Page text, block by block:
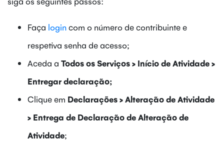
Faça logincom o número de contribuinte e
respetiva senha de acesso;
Aceda a Todos os Serviços > Início de Atividade >
Entregar declaração;
Clique em Declarações > Alteração de Atividade
> Entrega de Declaração de Alteração de
Atividade;